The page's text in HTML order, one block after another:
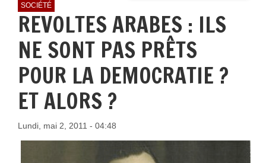
SOCIÉTÉ
REVOLTES ARABES : ILS
NE SONT PAS PRÊTS
POUR LA DEMOCRATIE ?
ET ALORS ?
Lundi, mai 2, 2011 - 04:48